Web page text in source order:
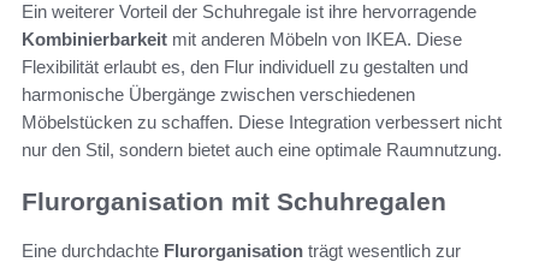
Ein weiterer Vorteil der Schuhregale ist ihre hervorragende
Kombinierbarkeit mit anderen Möbeln von IKEA. Diese
Flexibilität erlaubt es, den Flur individuell zu gestalten und
harmonische Übergänge zwischen verschiedenen
Möbelstücken zu schaffen. Diese Integration verbessert nicht
nur den Stil, sondern bietet auch eine optimale Raumnutzung.
Flurorganisation mit Schuhregalen
Eine durchdachte Flurorganisation trägt wesentlich zur